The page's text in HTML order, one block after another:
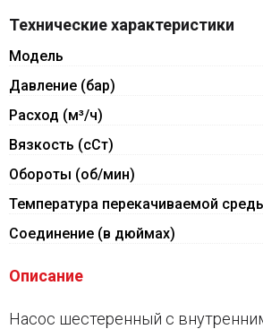
Технические характеристики
Модель
Давление (бар)
Расход (м³/ч)
Вязкость (сСт)
Обороты (об/мин)
Температура перекачиваемой
Соединение (в дюймах)
Описание
Насос шестеренный с